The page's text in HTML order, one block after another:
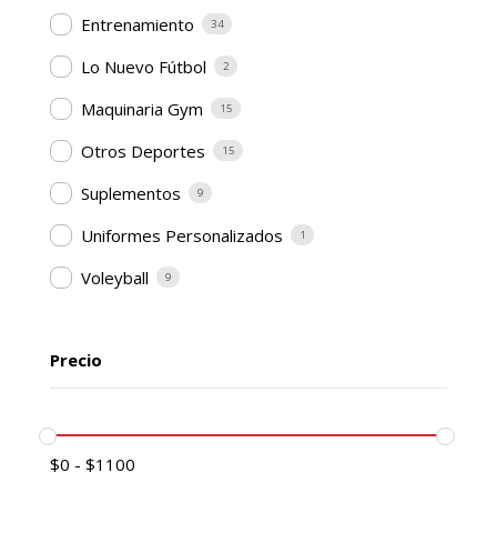
Entrenamiento 34
Lo Nuevo Fútbol 2
Maquinaria Gym 15
Otros Deportes 15
Suplementos 9
Uniformes Personalizados 1
Voleyball 9
Precio
$0 - $1100